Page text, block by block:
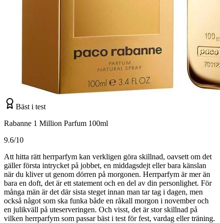
Bäst i test
Rabanne 1 Million Parfum 100ml
9.6/10
Att hitta rätt herrparfym kan verkligen göra skillnad, oavsett om det
gäller första intrycket på jobbet, en middagsdejt eller bara känslan
när du kliver ut genom dörren på morgonen. Herrparfym är mer än
bara en doft, det är ett statement och en del av din personlighet. För
många män är det där sista steget innan man tar tag i dagen, men
också något som ska funka både en råkall morgon i november och
en julikväll på uteserveringen. Och visst, det är stor skillnad på
vilken herrparfym som passar bäst i test för fest, vardag eller träning.